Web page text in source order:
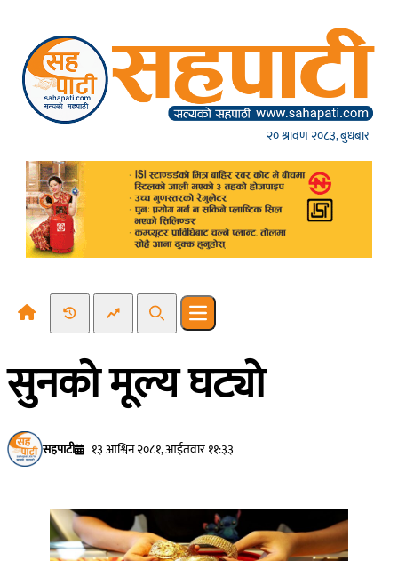
२० श्रावण २०८३, बुधबार
Recent NewsTrending News
SearchOpen main menu
सुनकाे मूल्य घट्याे
सहपाटी १३ आश्विन २०८१, आईतवार ११:३३